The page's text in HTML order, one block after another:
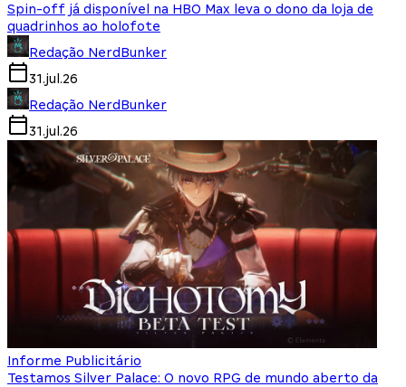
Spin-off já disponível na HBO Max leva o dono da loja de
quadrinhos ao holofote
Redação NerdBunker
31.jul.26
Redação NerdBunker
31.jul.26
Informe Publicitário
Testamos Silver Palace: O novo RPG de mundo aberto da